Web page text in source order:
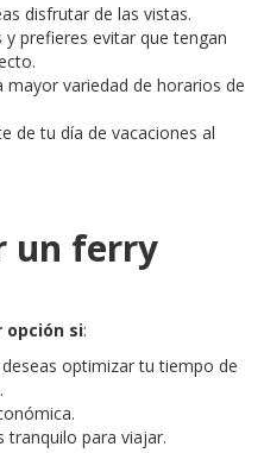
disfrutar de las vistas.
prefieres evitar que tengan
mayor variedad de horarios de
de tu día de vacaciones al
un ferry
opción si:
optimizar tu tiempo de
tranquilo para viajar.